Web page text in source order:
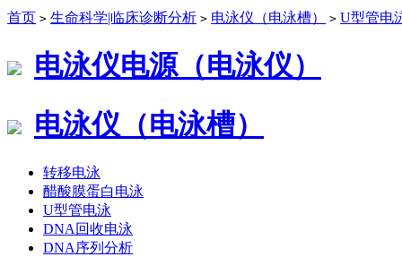
首页 > 生命科学|临床诊断分析 > 电泳仪（电泳槽） > U型管电
电泳仪电源（电泳仪）
电泳仪（电泳槽）
转移电泳
醋酸膜蛋白电泳
U型管电泳
DNA回收电泳
DNA序列分析